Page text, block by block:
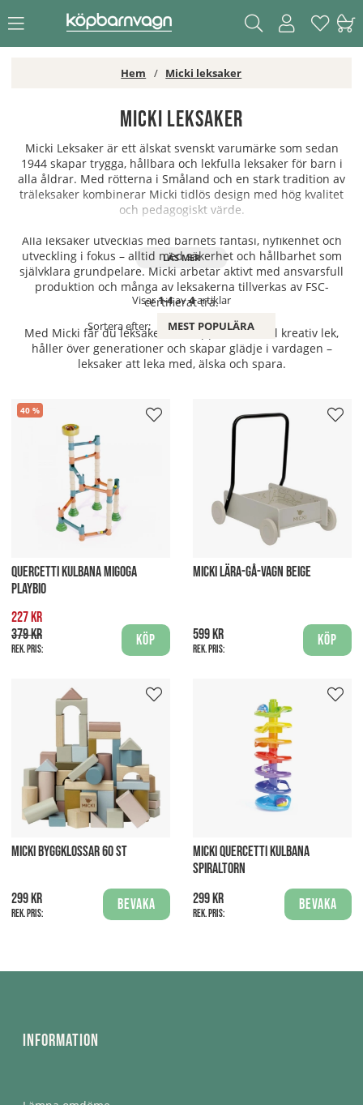
Hem Micki leksaker
Micki leksaker
Micki Leksaker är ett älskat svenskt varumärke som sedan
1944 skapar trygga, hållbara och lekfulla leksaker för barn i
alla åldrar. Med rötterna i Småland och en stark tradition av
träleksaker kombinerar Micki tidlös design med hög kvalitet
och pedagogiskt värde.
Alla leksaker utvecklas med barnets fantasi, nyfikenhet och
utveckling i fokus – alltid med säkerhet och hållbarhet som
självklara grundpelare. Micki arbetar aktivt med ansvarsfull
produktion och många av leksakerna tillverkas av FSC-
certifierat trä.
Med Micki får du leksaker som uppmuntrar till kreativ lek,
håller över generationer och skapar glädje i vardagen –
leksaker att leka med, älska och spara.
Visar1-4av4artiklar
Sortera efter:
MEST POPULÄRA
40
QUERCETTI KULBANA MIGOGA
PLAYBIO
227 kr
379 kr
Rek. pris:
Köp
MICKI LÄRA-GÅ-VAGN BEIGE
599 kr
Rek. pris:
Köp
MICKI BYGGKLOSSAR 60 ST
299 kr
Rek. pris:
Bevaka
MICKI QUERCETTI KULBANA
SPIRALTORN
299 kr
Rek. pris:
Bevaka
Information